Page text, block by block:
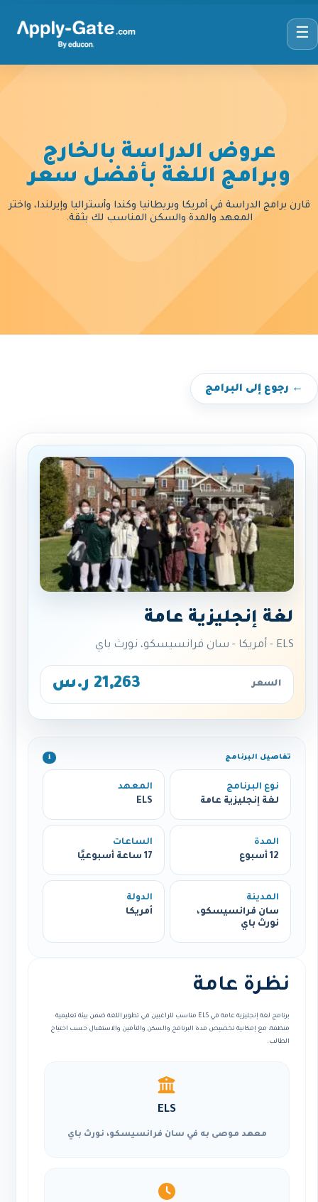
☰
عروض الدراسة بالخارج
وبرامج اللغة بأفضل سعر
قارن برامج الدراسة في أمريكا وبريطانيا وكندا وأستراليا وإيرلندا، واختر
المعهد والمدة والسكن المناسب لك بثقة.
← رجوع إلى البرامج
لغة إنجليزية عامة
ELS - أمريكا - سان فرانسيسكو، نورث باي
السعر 21,263 ر.س
تفاصيل البرنامج ℹ️
نوع البرنامج
لغة إنجليزية عامة
المعهد
ELS
المدة
12 أسبوع
الساعات
17 ساعة أسبوعيًا
المدينة
سان فرانسيسكو،
نورث باي
الدولة
أمريكا
نظرة عامة
برنامج لغة إنجليزية عامة في ELS مناسب للراغبين في تطوير اللغة ضمن بيئة تعليمية
منظمة، مع إمكانية تخصيص مدة البرنامج والسكن والتأمين والاستقبال حسب احتياج
الطالب.
ELS
معهد موصى به في سان فرانسيسكو، نورث باي